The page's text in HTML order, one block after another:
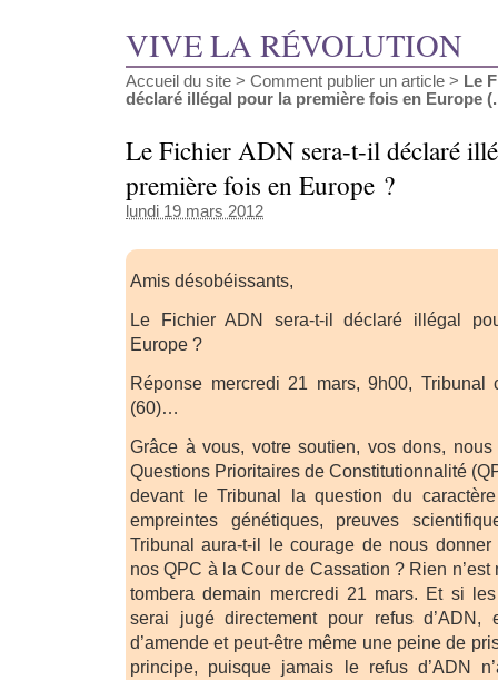
VIVE LA RÉVOLUTION
Accueil du site > Comment publier un article > Le
déclaré illégal pour la première fois en Europe
Le Fichier ADN sera-t-il déclaré
première fois en Europe ?
lundi 19 mars 2012
Amis désobéissants,
Le Fichier ADN sera-t-il déclaré illégal
Europe ?
Réponse mercredi 21 mars, 9h00, Tribunal
(60)…
Grâce à vous, votre soutien, vos dons,
Questions Prioritaires de Constitutionnalité
devant le Tribunal la question du
empreintes génétiques, preuves
Tribunal aura-t-il le courage de nous donner
nos QPC à la Cour de Cassation ? Rien n’est
tombera demain mercredi 21 mars. Et si
serai jugé directement pour refus d’ADN,
d’amende et peut-être même une peine de
principe, puisque jamais le refus d’ADN